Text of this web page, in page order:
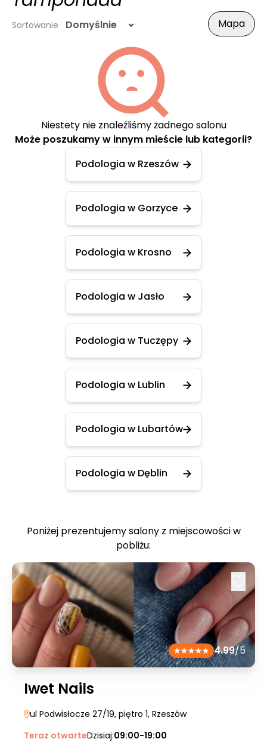
Sortowanie Domyślnie Mapa
Niestety nie znaleźliśmy żadnego salonu
Może poszukamy w innym mieście lub kategorii?
Podologia w Rzeszów
Podologia w Gorzyce
Podologia w Krosno
Podologia w Jasło
Podologia w Tuczępy
Podologia w Lublin
Podologia w Lubartów
Podologia w Dęblin
Poniżej prezentujemy salony z miejscowości w
pobliżu:
4.99/5
Iwet Nails
ul Podwisłocze 27/19, piętro 1, Rzeszów
Teraz otwarteDzisiaj:09:00-19:00